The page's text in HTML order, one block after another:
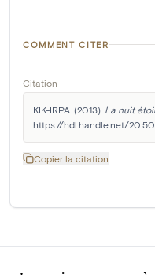
COMMENT CITER
Citation
KIK-IRPA. (2013). La nuit
https://hdl.handle.net/
Copier la citation